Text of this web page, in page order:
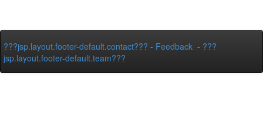
???jsp.layout.footer-default.contact??? - Feedback - ???
jsp.layout.footer-default.team???